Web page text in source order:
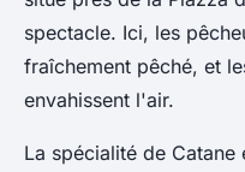
spectacle. Ici, les
fraîchement pêché, et
envahissent l'air.
La spécialité de Catane